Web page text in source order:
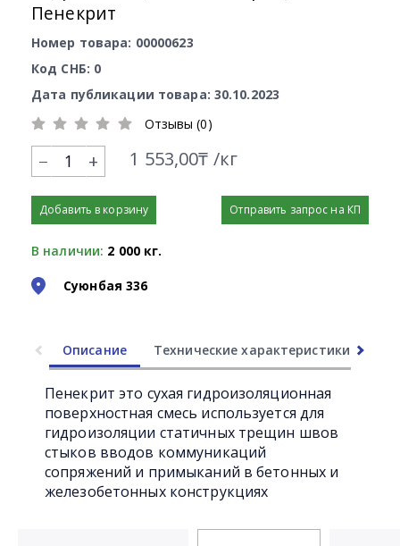
Пенекрит
Номер товара: 00000623
Код СНБ: 0
Дата публикации товара: 30.10.2023
Отзывы (0)
+ 1 553,00₸ /кг
Добавить в корзину Отправить запрос на КП
В наличии: 2 000 кг.
Суюнбая 336
Описание Технические характеристики
Пенекрит это сухая гидроизоляционная
поверхностная смесь используется для
гидроизоляции статичных трещин швов
стыков вводов коммуникаций
сопряжений и примыканий в бетонных и
железобетонных конструкциях